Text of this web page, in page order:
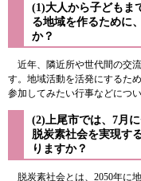
(1)大人から子どもま
る地域を作るために
か？
近年、隣近所や世代間の交
す。地域活動を活発にするた
参加してみたい行事などにつ
(2)上尾市では、7月
脱炭素社会を実現す
りますか？
脱炭素社会とは、2050年に